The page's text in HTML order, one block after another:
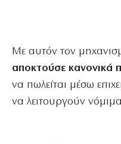
Με αυτόν τον
αποκτούσε κανονικά
να πωλείται μέσω
να λειτουργούν